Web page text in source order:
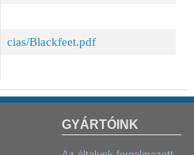
cias/Blackfeet.pdf
GYÁRTÓINK